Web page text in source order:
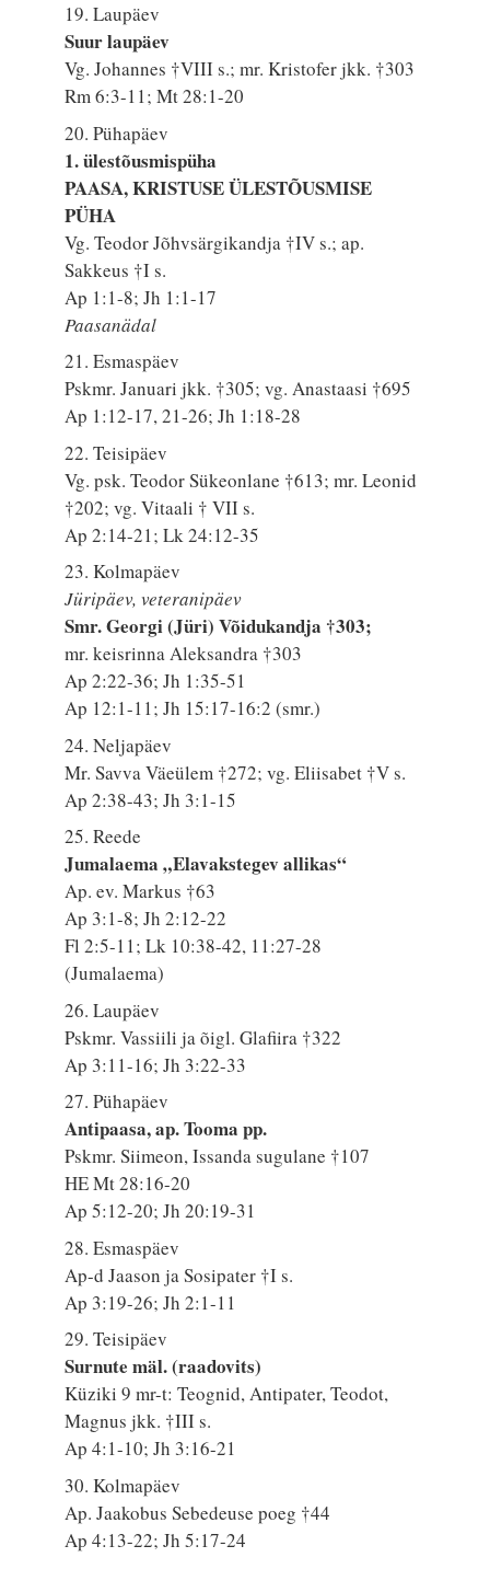
19. Laupäev
Suur laupäev
Vg. Johannes †VIII s.; mr. Kristofer jkk. †303
Rm 6:3-11; Mt 28:1-20
20. Pühapäev
1. ülestõusmispüha
PAASA, KRISTUSE ÜLESTÕUSMISE
PÜHA
Vg. Teodor Jõhvsärgikandja †IV s.; ap.
Sakkeus †I s.
Ap 1:1-8; Jh 1:1-17
Paasanädal
21. Esmaspäev
Pskmr. Januari jkk. †305; vg. Anastaasi †695
Ap 1:12-17, 21-26; Jh 1:18-28
22. Teisipäev
Vg. psk. Teodor Sükeonlane †613; mr. Leonid
†202; vg. Vitaali † VII s.
Ap 2:14-21; Lk 24:12-35
23. Kolmapäev
Jüripäev, veteranipäev
Smr. Georgi (Jüri) Võidukandja †303;
mr. keisrinna Aleksandra †303
Ap 2:22-36; Jh 1:35-51
Ap 12:1-11; Jh 15:17-16:2 (smr.)
24. Neljapäev
Mr. Savva Väeülem †272; vg. Eliisabet †V s.
Ap 2:38-43; Jh 3:1-15
25. Reede
Jumalaema „Elavakstegev allikas“
Ap. ev. Markus †63
Ap 3:1-8; Jh 2:12-22
Fl 2:5-11; Lk 10:38-42, 11:27-28
(Jumalaema)
26. Laupäev
Pskmr. Vassiili ja õigl. Glafiira †322
Ap 3:11-16; Jh 3:22-33
27. Pühapäev
Antipaasa, ap. Tooma pp.
Pskmr. Siimeon, Issanda sugulane †107
HE Mt 28:16-20
Ap 5:12-20; Jh 20:19-31
28. Esmaspäev
Ap-d Jaason ja Sosipater †I s.
Ap 3:19-26; Jh 2:1-11
29. Teisipäev
Surnute mäl. (raadovits)
Küziki 9 mr-t: Teognid, Antipater, Teodot,
Magnus jkk. †III s.
Ap 4:1-10; Jh 3:16-21
30. Kolmapäev
Ap. Jaakobus Sebedeuse poeg †44
Ap 4:13-22; Jh 5:17-24